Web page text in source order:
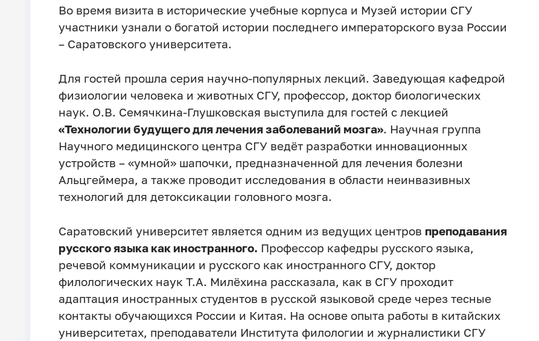
Во время визита в исторические учебные корпуса и Музей истории СГУ
участники узнали о богатой истории последнего императорского вуза России
– Саратовского университета.
Для гостей прошла серия научно-популярных лекций. Заведующая кафедрой
физиологии человека и животных СГУ, профессор, доктор биологических
наук. О.В. Семячкина-Глушковская выступила для гостей с лекцией
«Технологии будущего для лечения заболеваний мозга». Научная группа
Научного медицинского центра СГУ ведёт разработки инновационных
устройств – «умной» шапочки, предназначенной для лечения болезни
Альцгеймера, а также проводит исследования в области неинвазивных
технологий для детоксикации головного мозга.
Саратовский университет является одним из ведущих центров преподавания
русского языка как иностранного. Профессор кафедры русского языка,
речевой коммуникации и русского как иностранного СГУ, доктор
филологических наук Т.А. Милёхина рассказала, как в СГУ проходит
адаптация иностранных студентов в русской языковой среде через тесные
контакты обучающихся России и Китая. На основе опыта работы в китайских
университетах, преподаватели Института филологии и журналистики СГУ